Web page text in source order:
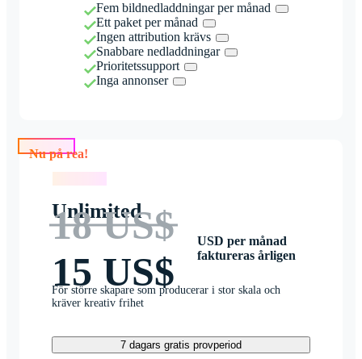
Fem bildnedladdningar per månad
Ett paket per månad
Ingen attribution krävs
Snabbare nedladdningar
Prioritetssupport
Inga annonser
Nu på rea!
Unlimited
18 US$
15 US$
USD per månad
faktureras årligen
För större skapare som producerar i stor skala och
kräver kreativ frihet
7 dagars gratis provperiod